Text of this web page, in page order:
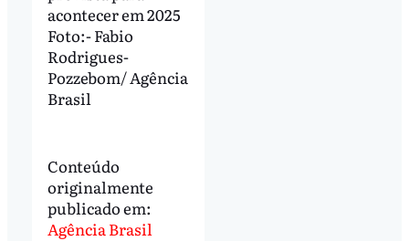
acontecer em 2025
Foto:- Fabio
Rodrigues-
Pozzebom/ Agência
Brasil
Conteúdo
originalmente
publicado em:
Agência Brasil